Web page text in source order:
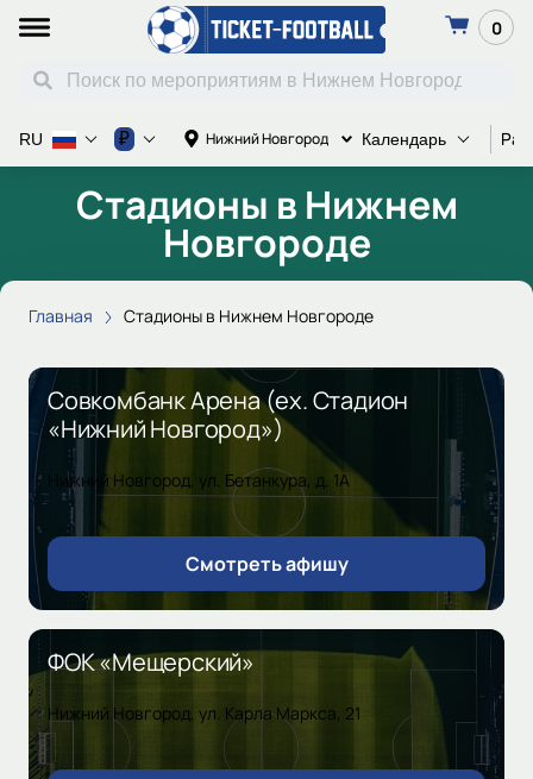
0
Нижний Новгород Календарь
RU ₽
Стадионы в Нижнем
Новгороде
Главная Стадионы в Нижнем Новгороде
Совкомбанк Арена (ex. Стадион
«Нижний Новгород»)
Нижний Новгород, ул. Бетанкура, д. 1А
Смотреть афишу
ФОК «Мещерский»
Нижний Новгород, ул. Карла Маркса, 21